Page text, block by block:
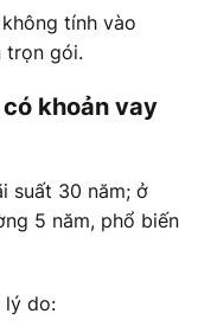
tính vào
trọn gói.
khoản vay
suất 30 năm; ở
5 năm, phổ biến
lý do: